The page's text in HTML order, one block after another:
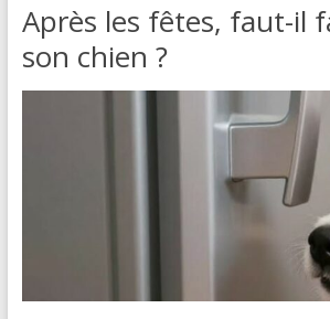
Après les fêtes, faut-il
son chien ?